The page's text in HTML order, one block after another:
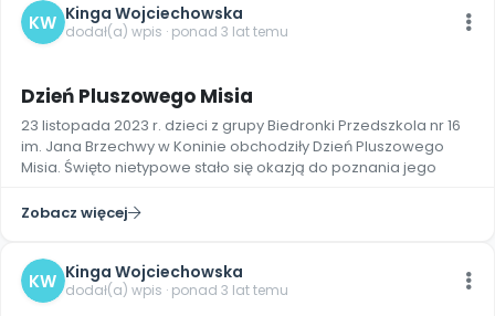
KW Kinga Wojciechowska
dodał(a) wpis · ponad 3 lat temu
Dzień Pluszowego Misia
23 listopada 2023 r. dzieci z grupy Biedronki Przedszkola nr 16
im. Jana Brzechwy w Koninie obchodziły Dzień Pluszowego
Misia. Święto nietypowe stało się okazją do poznania jego
Zobacz więcej
KW Kinga Wojciechowska
dodał(a) wpis · ponad 3 lat temu